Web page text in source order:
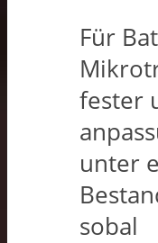
Für
fester
unter
sobal